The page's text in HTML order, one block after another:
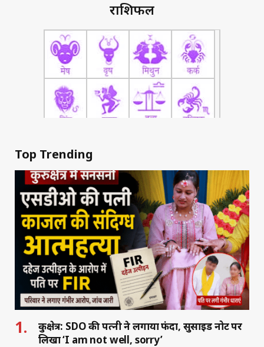
राशिफल
Top Trending
कुरुक्षेत्र: SDO की पत्नी ने लगाया फंदा, सुसाइड नोट पर
लिखा ‘I am not well, sorry’